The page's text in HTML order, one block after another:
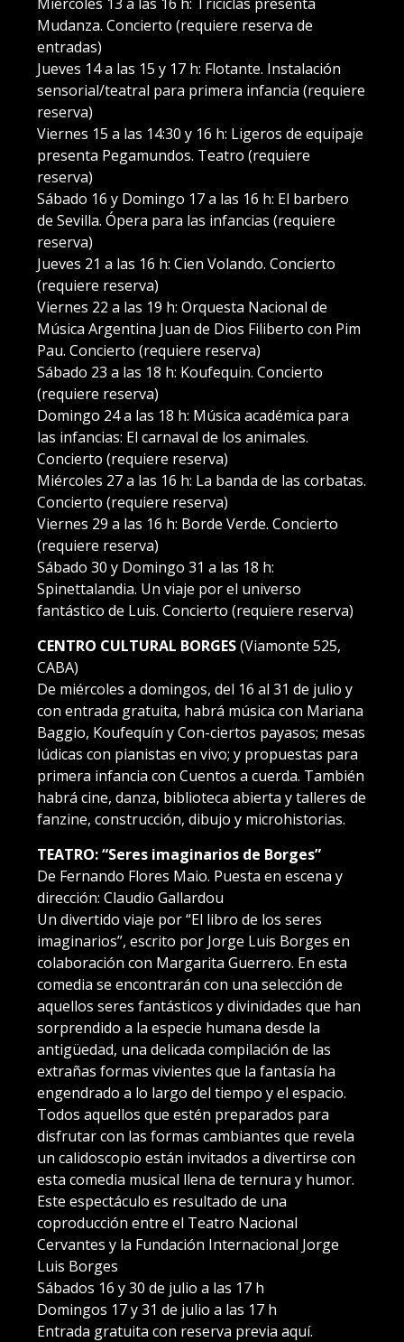
Mudanza. Concierto (requiere reserva de
entradas)
Jueves 14 a las 15 y 17 h: Flotante. Instalación
sensorial/teatral para primera infancia (requiere
reserva)
Viernes 15 a las 14:30 y 16 h: Ligeros de equipaje
presenta Pegamundos. Teatro (requiere
reserva)
Sábado 16 y Domingo 17 a las 16 h: El barbero
de Sevilla. Ópera para las infancias (requiere
reserva)
Jueves 21 a las 16 h: Cien Volando. Concierto
(requiere reserva)
Viernes 22 a las 19 h: Orquesta Nacional de
Música Argentina Juan de Dios Filiberto con Pim
Pau. Concierto (requiere reserva)
Sábado 23 a las 18 h: Koufequin. Concierto
(requiere reserva)
Domingo 24 a las 18 h: Música académica para
las infancias: El carnaval de los animales.
Concierto (requiere reserva)
Miércoles 27 a las 16 h: La banda de las corbatas.
Concierto (requiere reserva)
Viernes 29 a las 16 h: Borde Verde. Concierto
(requiere reserva)
Sábado 30 y Domingo 31 a las 18 h:
Spinettalandia. Un viaje por el universo
fantástico de Luis. Concierto (requiere reserva)
CENTRO CULTURAL BORGES(Viamonte 525,
CABA)
De miércoles a domingos, del 16 al 31 de julio y
con entrada gratuita, habrá música con Mariana
Baggio, Koufequín y Con-ciertos payasos; mesas
lúdicas con pianistas en vivo; y propuestas para
primera infancia con Cuentos a cuerda. También
habrá cine, danza, biblioteca abierta y talleres de
fanzine, construcción, dibujo y microhistorias.
TEATRO: “Seres imaginarios de Borges”
De Fernando Flores Maio. Puesta en escena y
dirección: Claudio Gallardou
Un divertido viaje por “El libro de los seres
imaginarios”, escrito por Jorge Luis Borges en
colaboración con Margarita Guerrero. En esta
comedia se encontrarán con una selección de
aquellos seres fantásticos y divinidades que han
sorprendido a la especie humana desde la
antigüedad, una delicada compilación de las
extrañas formas vivientes que la fantasía ha
engendrado a lo largo del tiempo y el espacio.
Todos aquellos que estén preparados para
disfrutar con las formas cambiantes que revela
un calidoscopio están invitados a divertirse con
esta comedia musical llena de ternura y humor.
Este espectáculo es resultado de una
coproducción entre el Teatro Nacional
Cervantes y la Fundación Internacional Jorge
Luis Borges
Sábados 16 y 30 de julio a las 17 h
Domingos 17 y 31 de julio a las 17 h
Entrada gratuita con reserva previa aquí.